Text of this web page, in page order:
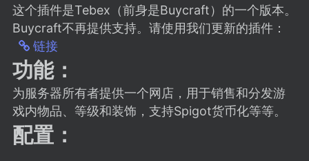
教程 材质 社区
潮涌核心
永久赞助者
11-27 02:06
电脑端 社区规则
议贴】SodaMC 的改进与建议 🧃
这个插件是Tebex（前身是Buycraft）的一个版本。
Buycraft不再提供支持。请使用我们更新的插件：
链接
功能：
为服务器所有者提供一个网店，用于销售和分发游
戏内物品、等级和装饰，支持Spigot货币化等等。
配置：